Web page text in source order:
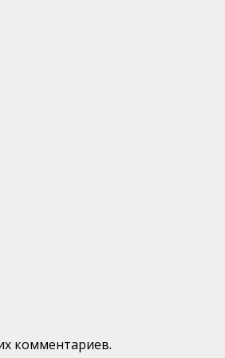
комментариев.